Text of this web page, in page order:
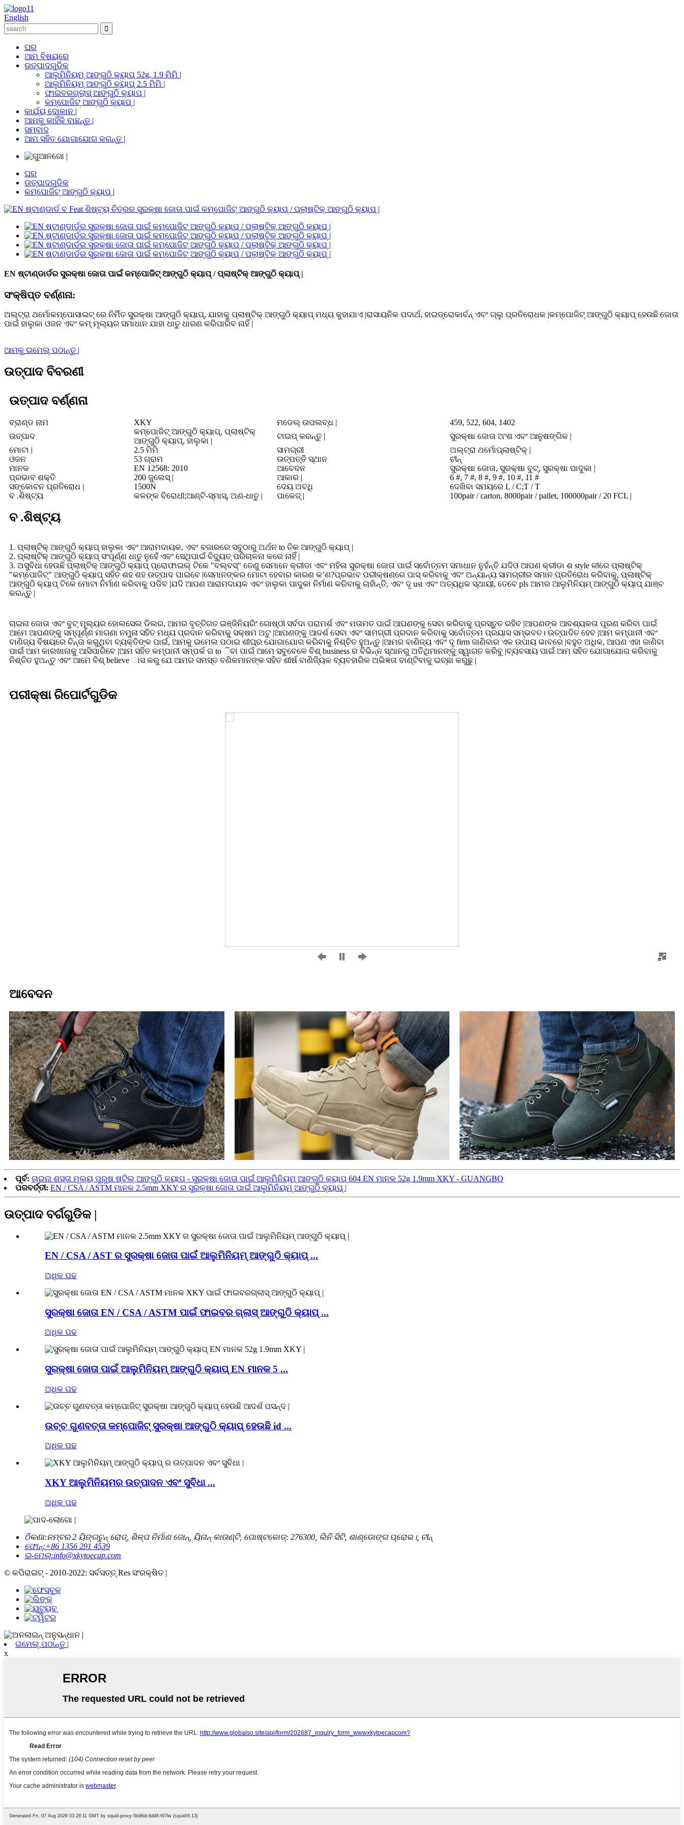
English
ଘର
ଆମ ବିଷୟରେ
ଉତ୍ପାଦଗୁଡିକ
ଆଲୁମିନିୟମ୍ ଆଙ୍ଗୁଠି କ୍ୟାପ୍ 52g, 1.9 ମିମି |
ଆଲୁମିନିୟମ୍ ଆଙ୍ଗୁଠି କ୍ୟାପ୍ 2.5 ମିମି |
ଫାଇବରଗ୍ଲାସ୍ ଆଙ୍ଗୁଠି କ୍ୟାପ୍ |
କମ୍ପୋଜିଟ୍ ଆଙ୍ଗୁଠି କ୍ୟାପ୍ |
କାର୍ଯ୍ୟ ଦୋକାନ |
ଆମକୁ କାହିଁକି ବାଛନ୍ତୁ |
ସମ୍ବାଦ
ଆମ ସହିତ ଯୋଗାଯୋଗ କରନ୍ତୁ |
ଘର
ଉତ୍ପାଦଗୁଡିକ
କମ୍ପୋଜିଟ୍ ଆଙ୍ଗୁଠି କ୍ୟାପ୍ |
EN ଷ୍ଟାଣ୍ଡାର୍ଡର ସୁରକ୍ଷା ଜୋତା ପାଇଁ କମ୍ପୋଜିଟ୍ ଆଙ୍ଗୁଠି କ୍ୟାପ୍ / ପ୍ଲାଷ୍ଟିକ୍ ଆଙ୍ଗୁଠି କ୍ୟାପ୍ |
ସଂକ୍ଷିପ୍ତ ବର୍ଣ୍ଣନା:
ଅଲ୍ଟ୍ରା ଥର୍ମୋକମ୍ପୋସାଇଟ୍ ରେ ନିର୍ମିତ ସୁରକ୍ଷା ଆଙ୍ଗୁଠି କ୍ୟାପ୍, ଯାହାକୁ ପ୍ଲାଷ୍ଟିକ୍ ଆଙ୍ଗୁଠି କ୍ୟାପ୍ ମଧ୍ୟ କୁହାଯାଏ |ରାସାୟନିକ ପଦାର୍ଥ, ହାଇଡ୍ରୋକାର୍ବନ୍ ଏବଂ ଗ୍ଲୁ ପ୍ରତିରୋଧକ |କମ୍ପୋଜିଟ୍ ଆଙ୍ଗୁଠି କ୍ୟାପ୍ ହେଉଛି ଜୋତା
ପାଇଁ ହାଲୁକା ଓଜନ ଏବଂ କମ୍ ମୂଲ୍ୟର ସମାଧାନ ଯାହା ଧାତୁ ଧାରଣ କରିପାରିବ ନାହିଁ |
ଆମକୁ ଇମେଲ୍ ପଠାନ୍ତୁ |
ଉତ୍ପାଦ ବିବରଣୀ
ଉତ୍ପାଦ ବର୍ଣ୍ଣନା
ବ୍ରାଣ୍ଡ ନାମ XKY ମଡେଲ୍ ଉପଲବ୍ଧ |
459, 522, 604, 1402
ଉତ୍ପାଦ
କମ୍ପୋଜିଟ୍ ଆଙ୍ଗୁଠି କ୍ୟାପ୍, ପ୍ଲାଷ୍ଟିକ୍
ଆଙ୍ଗୁଠି କ୍ୟାପ୍, ହାଲୁକା |
ଟାଇପ୍ କରନ୍ତୁ |
ସୁରକ୍ଷା ଜୋତା ଅଂଶ ଏବଂ ଆନୁଷଙ୍ଗିକ |
ମୋଟା |
2.5 ମିମି ସାମଗ୍ରୀ
ଅଲ୍ଟ୍ରା ଥର୍ମୋପ୍ଲାଷ୍ଟିକ୍ |
ଓଜନ
53 ଗ୍ରାମ ଉତ୍ପତ୍ତି ସ୍ଥାନ
ଚୀନ୍
ମାନକ
EN 12568: 2010 ଆବେଦନ
ସୁରକ୍ଷା ଜୋତା, ସୁରକ୍ଷା ବୁଟ୍, ସୁରକ୍ଷା ପାଦୁକା |
ପ୍ରଭାବ ଶକ୍ତି
200 ଜୁଲେସ୍ | ଆକାର |
6 #, 7 #, 8 #, 9 #, 10 #, 11 #
ସଙ୍କୋଚନ ପ୍ରତିରୋଧ |
1500N ଦେୟ ଅବଧି
ଦେଖିବା ସମୟରେ L / C;T / T
ବ .ଶିଷ୍ଟ୍ୟ
କଳଙ୍କ ବିରୋଧୀ;ଆଣ୍ଟି-ସ୍ମାସ୍, ଅଣ-ଧାତୁ | ପାକେଜ୍ | 100pair / carton, 8000pair / pallet, 100000pair / 20 FCL |
ବ .ଶିଷ୍ଟ୍ୟ
1. ପ୍ଲାଷ୍ଟିକ୍ ଆଙ୍ଗୁଠି କ୍ୟାପ୍ ହାଲୁକା ଏବଂ ଆରାମଦାୟକ, ଏବଂ ବଜାରରେ ସବୁଠାରୁ ଅର୍ଥନ to ତିକ ଆଙ୍ଗୁଠି କ୍ୟାପ୍ |
2. ପ୍ଲାଷ୍ଟିକ୍ ଆଙ୍ଗୁଠି କ୍ୟାପ୍ ସଂପୂର୍ଣ୍ଣ ଧାତୁ ନୁହେଁ ଏବଂ ସେଥିପାଇଁ ବିଦ୍ୟୁତ୍ ପରିଚାଳନା କରେ ନାହିଁ |
3. ଅସୁବିଧା ହେଉଛି ପ୍ଲାଷ୍ଟିକ୍ ଆଙ୍ଗୁଠି କ୍ୟାପ୍ ପ୍ରୋଫାଇଲ୍ ଟିକେ "ବଲ୍ବସ୍" ତେଣୁ ସେମାନେ କ୍ରୀଡା ଏବଂ ମହିଳା ସୁରକ୍ଷା ଜୋତା ପାଇଁ ସର୍ବୋତ୍ତମ ସମାଧାନ ନୁହଁନ୍ତି ଯଦିଓ ଆପଣ କ୍ରୀଡା ଶ style ଳୀରେ ପ୍ଲାଷ୍ଟିକ୍
"କମ୍ପୋଜିଟ୍" ଆଙ୍ଗୁଠି କ୍ୟାପ୍ ସହିତ ଶହ ଶହ ଉତ୍ପାଦ ପାଇବେ |ସେମାନଙ୍କର ମୋଟା ହେବାର କାରଣ କ’ଣ?ପ୍ରଭାବ ପରୀକ୍ଷଣରେ ପାସ୍ କରିବାକୁ ଏବଂ ଅନ୍ୟାନ୍ୟ ସାମଗ୍ରୀର ସମାନ ପ୍ରତିରୋଧ କରିବାକୁ, ପ୍ଲାଷ୍ଟିକ୍
ଆଙ୍ଗୁଠି କ୍ୟାପ୍ ଟିକେ ମୋଟା ନିର୍ମାଣ କରିବାକୁ ପଡିବ |ଯଦି ଆପଣ ଆରାମଦାୟକ ଏବଂ ହାଲୁକା ପାଦୁକା ନିର୍ମାଣ କରିବାକୁ ଚାହାଁନ୍ତି, ଏବଂ ଦୃ ust ଏବଂ ଅତ୍ୟଧିକ ସ୍ଥାୟୀ, ତେବେ pls ଆମର ଆଲୁମିନିୟମ୍ ଆଙ୍ଗୁଠି କ୍ୟାପ୍ ଯାଞ୍ଚ
କରନ୍ତୁ |
ଚାଇନା ଜୋତା ଏବଂ ବୁଟ୍ ମୂଲ୍ୟର ହୋଲସେଲ ଡିଲର, ଆମର ବୃତ୍ତିଗତ ଇଞ୍ଜିନିୟରିଂ ଗୋଷ୍ଠୀ ସର୍ବଦା ପରାମର୍ଶ ଏବଂ ମତାମତ ପାଇଁ ଆପଣଙ୍କୁ ସେବା କରିବାକୁ ପ୍ରସ୍ତୁତ ରହିବ |ଆପଣଙ୍କ ଆବଶ୍ୟକତା ପୂରଣ କରିବା ପାଇଁ
ଆମେ ଆପଣଙ୍କୁ ସମ୍ପୂର୍ଣ୍ଣ ମାଗଣା ନମୁନା ସହିତ ମଧ୍ୟ ପ୍ରଦାନ କରିବାକୁ ସକ୍ଷମ ଅଟୁ |ଆପଣଙ୍କୁ ଆଦର୍ଶ ସେବା ଏବଂ ସାମଗ୍ରୀ ପ୍ରଦାନ କରିବାକୁ ସର୍ବୋତ୍ତମ ପ୍ରୟାସ ସମ୍ଭବତ। ଉତ୍ପାଦିତ ହେବ |ଆମ କମ୍ପାନୀ ଏବଂ
ବାଣିଜ୍ୟ ବିଷୟରେ ଚିନ୍ତା କରୁଥିବା ବ୍ୟକ୍ତିଙ୍କ ପାଇଁ, ଆମକୁ ଇମେଲ ପଠାଇ ଶୀଘ୍ର ଯୋଗାଯୋଗ କରିବାକୁ ନିଶ୍ଚିତ ହୁଅନ୍ତୁ |ଆମର ବାଣିଜ୍ୟ ଏବଂ ଦୃ firm ଜାଣିବାର ଏକ ଉପାୟ ଭାବରେ |ବହୁତ ଅଧିକ, ଆପଣ ଏହା ଜାଣିବା
ପାଇଁ ଆମ କାରଖାନାକୁ ଆସିପାରିବେ |ଆମ ସହିତ କମ୍ପାନୀ ସମ୍ପର୍କ ଗ to ିବା ପାଇଁ ଆମେ ସବୁବେଳେ ବିଶ୍ business ର ବିଭିନ୍ନ ସ୍ଥାନରୁ ଅତିଥିମାନଙ୍କୁ ସ୍ୱାଗତ କରିବୁ |ବ୍ୟବସାୟ ପାଇଁ ଆମ ସହିତ ଯୋଗାଯୋଗ କରିବାକୁ
ନିଶ୍ଚିତ ହୁଅନ୍ତୁ ଏବଂ ଆମେ ବିଶ୍ believe ାସ କରୁ ଯେ ଆମର ସମସ୍ତ ବଣିକମାନଙ୍କ ସହିତ ଶୀର୍ଷ ବାଣିଜ୍ୟିକ ବ୍ୟବହାରିକ ଅଭିଜ୍ଞତା ବାଣ୍ଟିବାକୁ ଇଚ୍ଛା କରୁଛୁ |
ପରୀକ୍ଷା ରିପୋର୍ଟଗୁଡିକ
ଆବେଦନ
ପୂର୍ବ: ଚାଇନା ଶସ୍ତା ମୂଲ୍ୟ ପୁରୁଷ ଷ୍ଟିଲ୍ ଆଙ୍ଗୁଠି କ୍ୟାପ୍ - ସୁରକ୍ଷା ଜୋତା ପାଇଁ ଆଲୁମିନିୟମ୍ ଆଙ୍ଗୁଠି କ୍ୟାପ୍ 604 EN ମାନକ 52g 1.9mm XKY - GUANGBO
ପରବର୍ତ୍ତୀ: EN / CSA / ASTM ମାନକ 2.5mm XKY ର ସୁରକ୍ଷା ଜୋତା ପାଇଁ ଆଲୁମିନିୟମ୍ ଆଙ୍ଗୁଠି କ୍ୟାପ୍ |
ଉତ୍ପାଦ ବର୍ଗଗୁଡିକ |
EN / CSA / AST ର ସୁରକ୍ଷା ଜୋତା ପାଇଁ ଆଲୁମିନିୟମ୍ ଆଙ୍ଗୁଠି କ୍ୟାପ୍ ...
ଅଧିକ ପଢ
ସୁରକ୍ଷା ଜୋତା EN / CSA / ASTM ପାଇଁ ଫାଇବର ଗ୍ଲାସ୍ ଆଙ୍ଗୁଠି କ୍ୟାପ୍ ...
ଅଧିକ ପଢ
ସୁରକ୍ଷା ଜୋତା ପାଇଁ ଆଲୁମିନିୟମ୍ ଆଙ୍ଗୁଠି କ୍ୟାପ୍ EN ମାନକ 5 ...
ଅଧିକ ପଢ
ଉଚ୍ଚ ଗୁଣବତ୍ତା କମ୍ପୋଜିଟ୍ ସୁରକ୍ଷା ଆଙ୍ଗୁଠି କ୍ୟାପ୍ ହେଉଛି id ...
ଅଧିକ ପଢ
XKY ଆଲୁମିନିୟମର ଉତ୍ପାଦନ ଏବଂ ସୁବିଧା ...
ଅଧିକ ପଢ
ଠିକଣା:ନମ୍ବର 2 ୟିଙ୍ଗଚୁନ୍ ରୋଡ୍, ଶିଳ୍ପ ନିର୍ମାଣ ଜୋନ୍, ୟିନାନ୍ କାଉଣ୍ଟି, ପୋଷ୍ଟକୋଡ୍: 276300, ଲିନି ସିଟି, ଶାଣ୍ଡୋଙ୍ଗ ପ୍ରୋଭ।, ଚୀନ୍
ଫୋନ୍:+86 1356 291 4539
ଇ-ମେଲ୍:info@xkytoecap.com
© କପିରାଇଟ୍ - 2010-2022: ସର୍ବସତ୍ତ୍ Res ସଂରକ୍ଷିତ |
ଇମେଲ୍ ପଠାନ୍ତୁ |
x